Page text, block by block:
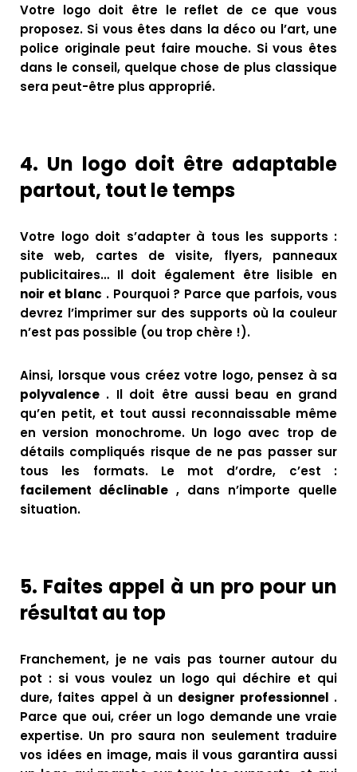
Votre logo doit être le reflet de ce que vous
proposez. Si vous êtes dans la déco ou l’art, une
police originale peut faire mouche. Si vous êtes
dans le conseil, quelque chose de plus classique
sera peut-être plus approprié.
4. Un logo doit être adaptable
partout, tout le temps
Votre logo doit s’adapter à tous les supports :
site web, cartes de visite, flyers, panneaux
publicitaires… Il doit également être lisible en
noir et blanc . Pourquoi ? Parce que parfois, vous
devrez l’imprimer sur des supports où la couleur
n’est pas possible (ou trop chère !).
Ainsi, lorsque vous créez votre logo, pensez à sa
polyvalence . Il doit être aussi beau en grand
qu’en petit, et tout aussi reconnaissable même
en version monochrome. Un logo avec trop de
détails compliqués risque de ne pas passer sur
tous les formats. Le mot d’ordre, c’est :
facilement déclinable , dans n’importe quelle
situation.
5. Faites appel à un pro pour un
résultat au top
Franchement, je ne vais pas tourner autour du
pot : si vous voulez un logo qui déchire et qui
dure, faites appel à un designer professionnel .
Parce que oui, créer un logo demande une vraie
expertise. Un pro saura non seulement traduire
vos idées en image, mais il vous garantira aussi